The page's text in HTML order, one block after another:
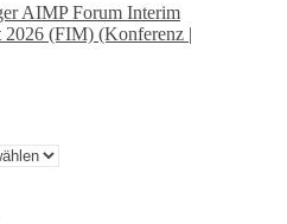
AIMP Forum Interim
2026 (FIM) (Konferenz |